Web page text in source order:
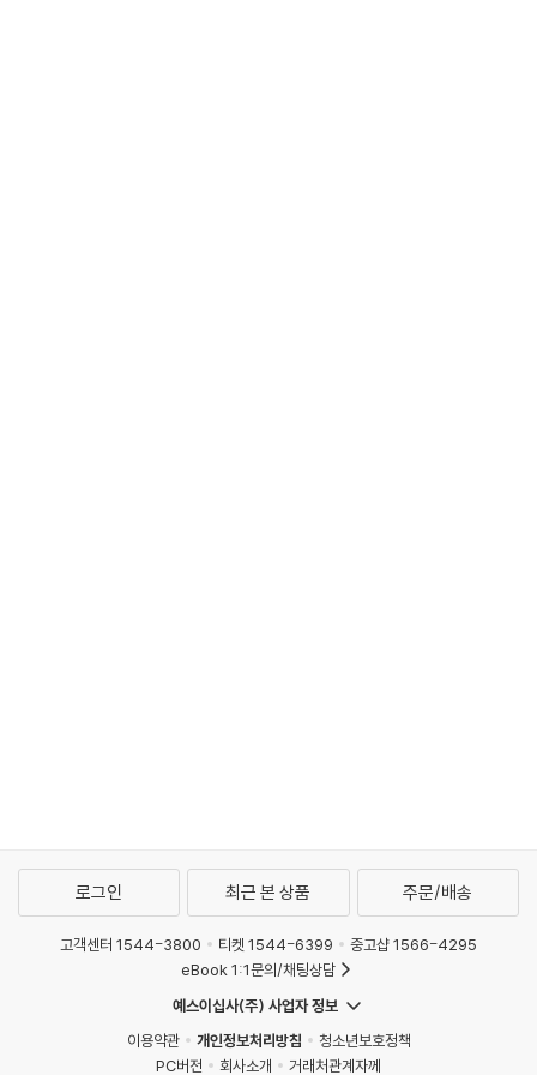
로그인 최근 본 상품 주문/배송
고객센터 1544-3800 티켓 1544-6399
중고샵 1566-4295
eBook 1:1문의/채팅상담
예스이십사(주) 사업자 정보
이용약관
개인정보처리방침
청소년보호정책
PC버전
회사소개 거래처관계자께